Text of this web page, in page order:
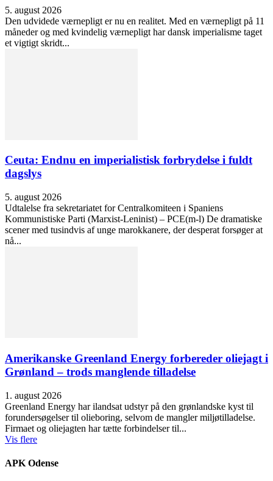
5. august 2026
Den udvidede værnepligt er nu en realitet. Med en værnepligt på 11
måneder og med kvindelig værnepligt har dansk imperialisme taget
et vigtigt skridt...
Ceuta: Endnu en imperialistisk forbrydelse i fuldt
dagslys
5. august 2026
Udtalelse fra sekretariatet for Centralkomiteen i Spaniens
Kommunistiske Parti (Marxist-Leninist) – PCE(m-l) De dramatiske
scener med tusindvis af unge marokkanere, der desperat forsøger at
nå...
Amerikanske Greenland Energy forbereder oliejagt i
Grønland – trods manglende tilladelse
1. august 2026
Greenland Energy har ilandsat udstyr på den grønlandske kyst til
forundersøgelser til olieboring, selvom de mangler miljøtilladelse.
Firmaet og oliejagten har tætte forbindelser til...
Vis flere
APK Odense